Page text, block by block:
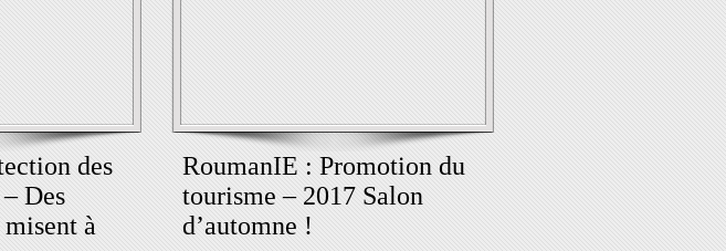
des
Des
à
RoumanIE : Promotion du
tourisme – 2017 Salon
d’automne !